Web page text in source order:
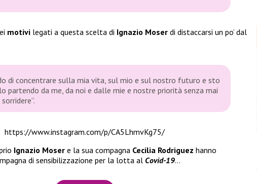
motivi legati a questa scelta di Ignazio Moser di distaccarsi un po’ dal
di concentrare sulla mia vita, sul mio e sul nostro futuro e sto
partendo da me, da noi e dalle mie e nostre priorità senza mai
https://www.instagram.com/p/CA5LhmvKg75/
Ignazio Moser e la sua compagna Cecilia Rodriguez hanno
di sensibilizzazione per la lotta al Covid-19…